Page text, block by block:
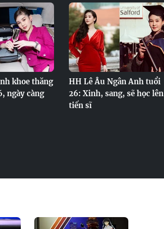
khoe thăng
ngày càng
HH Lê Âu Ngân Anh tuổi
26: Xinh, sang, sẽ học lên
tiến sĩ